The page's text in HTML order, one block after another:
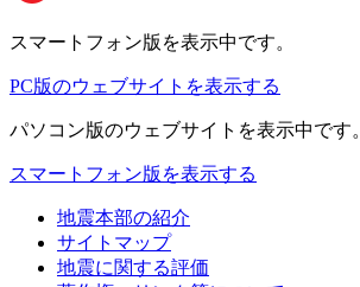
スマートフォン版 を表示中です。
PC版のウェブサイトを表示する
パソコン版のウェブサイトを表示中です。
スマートフォン版を表示する
地震本部の紹介
サイトマップ
地震に関する評価